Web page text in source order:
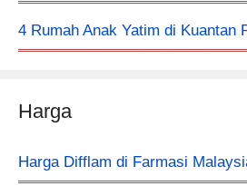
4 Rumah Anak Yatim di Kuantan
Harga
Harga Difflam di Farmasi